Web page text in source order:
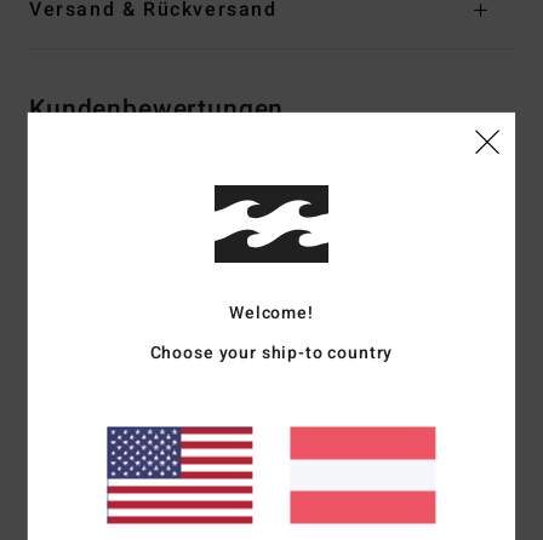
Versand & Rückversand
Kundenbewertungen
Durchschnittliche Bewertung
5.0/5
100% unserer Kunden empfehlen dieses Produkt
Komfort
4.0
Preis-Leistungs-Verhältnis
Größe
Material
Welcome!
Choose your ship-to country